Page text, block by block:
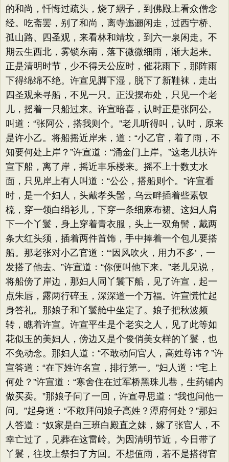
的和尚，忏悔过疏头，烧了絪子，到佛殿上看众僧念
经。吃斋罢，别了和尚，离寺迤逦闲走，过西宁桥、
孤山路、四圣观，来看林和靖坟，到六一泉闲走。不
期云生西北，雾锁东南，落下微微细雨，渐大起来。
正是清明时节，少不得天公应时，催花雨下，那阵雨
下得绵绵不绝。许宣见脚下湿，脱下了新鞋袜，走出
四圣观来寻船，不见一只。正没摆布处，只见一个老
儿，摇着一只船过来。许宣暗喜，认时正是张阿公。
叫道：​“张阿公，搭我则个。​”老儿听得叫，认时，原来
是许小乙。将船摇近岸来，道：​“小乙官，着了雨，不
知要何处上岸？​”许宣道：​“涌金门上岸。​”这老儿扶许
宣下船，离了岸，摇近丰乐楼来。摇不上十数丈水
面，只见岸上有人叫道：​“公公，搭船则个。​”许宣看
时，是一个妇人，头戴孝头髻，乌云畔插着些素钗
梳，穿一领白绢衫儿，下穿一条细麻布裙。这妇人肩
下一个丫鬟，身上穿着青衣服，头上一双角髻，戴两
条大红头须，插着两件首饰，手中捧着一个包儿要搭
船。那老张对小乙官道：​“‘因风吹火，用力不多’，一
发搭了他去。​”许宣道：​“你便叫他下来。​”老儿见说，
将船傍了岸边，那妇人同丫鬟下船，见了许宣，起一
点朱唇，露两行碎玉，深深道一个万福。许宣慌忙起
身答礼。那娘子和丫鬟舱中坐定了。娘子把秋波频
转，瞧着许宣。许宣平生是个老实之人，见了此等如
花似玉的美妇人，傍边又是个俊俏美女样的丫鬟，也
不免动念。那妇人道：​“不敢动问官人，高姓尊讳？​”许
宣答道：​“在下姓许名宣，排行第一。​”妇人道：​“宅上
何处？​”许宣道：​“寒舍住在过军桥黑珠儿巷，生药铺内
做买卖。​”那娘子问了一回，许宣寻思道：​“我也问他一
问。​”起身道：​“不敢拜问娘子高姓？潭府何处？​”那妇
人答道：​“奴家是白三班白殿直之妹，嫁了张官人，不
幸亡过了，见葬在这雷岭。为因清明节近，今日带了
丫鬟，往坟上祭扫了方回。不想值雨，若不是搭得官